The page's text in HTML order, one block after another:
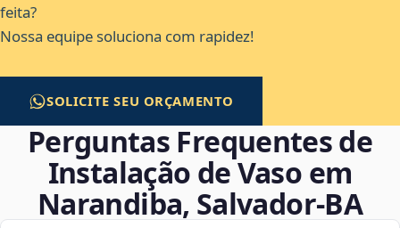
feita?
Nossa equipe soluciona com rapidez!
SOLICITE SEU ORÇAMENTO
Perguntas Frequentes de
Instalação de Vaso em
Narandiba, Salvador‑BA